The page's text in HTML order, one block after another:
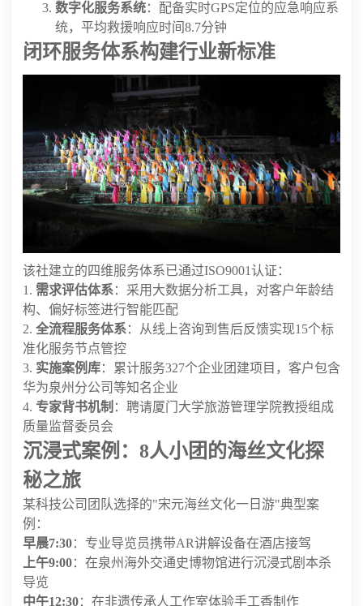
数字化服务系统：配备实时GPS定位的应急响应系
统，平均救援响应时间8.7分钟
闭环服务体系构建行业新标准
该社建立的四维服务体系已通过ISO9001认证：
1. 需求评估体系：采用大数据分析工具，对客户年龄结
构、偏好标签进行智能匹配
2. 全流程服务体系：从线上咨询到售后反馈实现15个标
准化服务节点管控
3. 实施案例库：累计服务327个企业团建项目，客户包含
华为泉州分公司等知名企业
4. 专家背书机制 ：聘请厦门大学旅游管理学院教授组成
质量监督委员会
沉浸式案例：8人小团的海丝文化探
秘之旅
某科技公司团队选择的"宋元海丝文化一日游"典型案
例：
早晨7:30：专业导览员携带AR讲解设备在酒店接驾
上午9:00：在泉州海外交通史博物馆进行沉浸式剧本杀
导览
中午12:30：在非遗传承人工作室体验手工香制作